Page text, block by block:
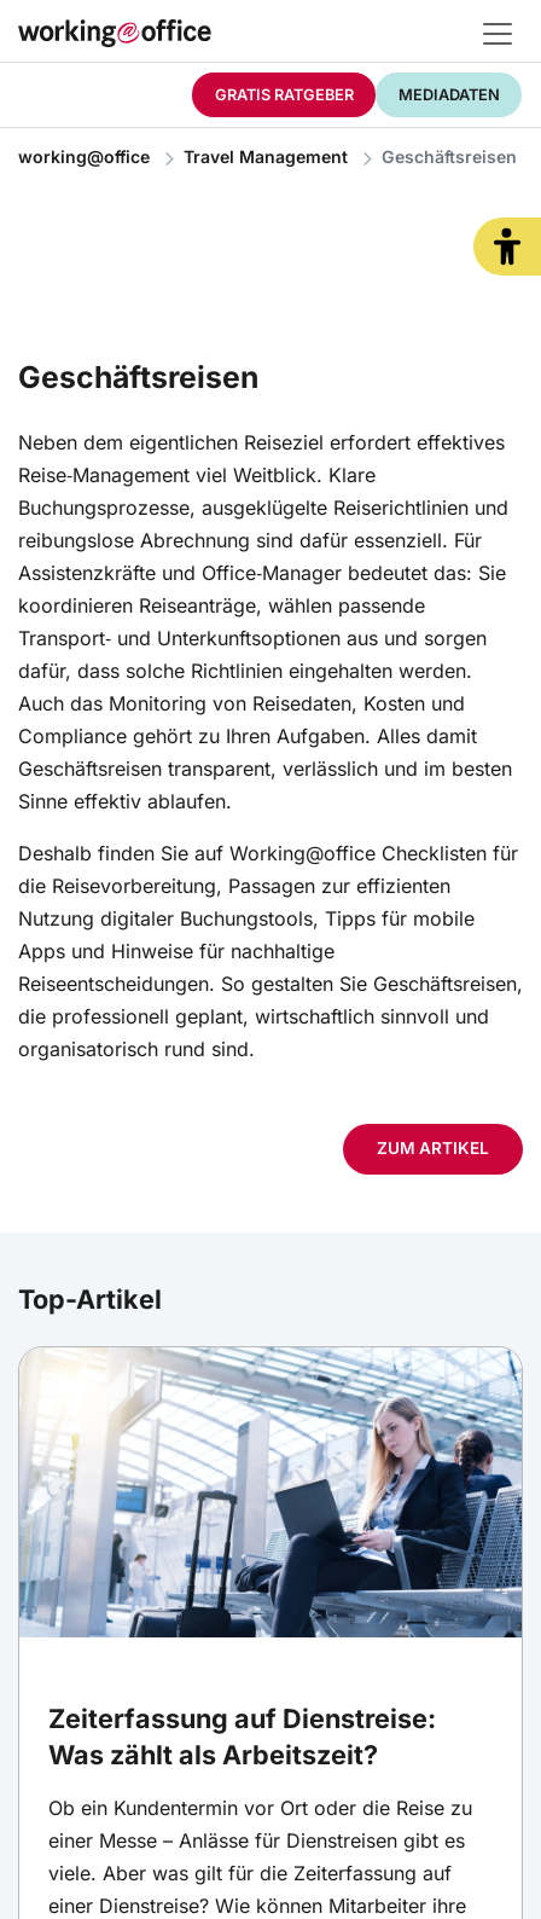
GRATIS RATGEBER MEDIADATEN
working@office Travel Management Geschäftsreisen
Geschäftsreisen
Neben dem eigentlichen Reiseziel erfordert effektives
Reise‑Management viel Weitblick. Klare
Buchungsprozesse, ausgeklügelte Reiserichtlinien und
reibungslose Abrechnung sind dafür essenziell. Für
Assistenzkräfte und Office‑Manager bedeutet das: Sie
koordinieren Reiseanträge, wählen passende
Transport‑ und Unterkunftsoptionen aus und sorgen
dafür, dass solche Richtlinien eingehalten werden.
Auch das Monitoring von Reisedaten, Kosten und
Compliance gehört zu Ihren Aufgaben. Alles damit
Geschäftsreisen transparent, verlässlich und im besten
Sinne effektiv ablaufen.
Deshalb finden Sie auf Working@office Checklisten für
die Reisevorbereitung, Passagen zur effizienten
Nutzung digitaler Buchungstools, Tipps für mobile
Apps und Hinweise für nachhaltige
Reiseentscheidungen. So gestalten Sie Geschäftsreisen,
die professionell geplant, wirtschaftlich sinnvoll und
organisatorisch rund sind.
ZUM ARTIKEL
Top-Artikel
Zeiterfassung auf Dienstreise:
Was zählt als Arbeitszeit?
Ob ein Kundentermin vor Ort oder die Reise zu
einer Messe – Anlässe für Dienstreisen gibt es
viele. Aber was gilt für die Zeiterfassung auf
einer Dienstreise? Wie können Mitarbeiter ihre